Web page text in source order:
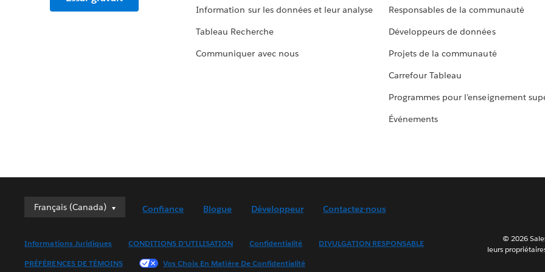
Information sur les données et leur analyse
Tableau Recherche
Communiquer avec nous
Responsables de la communauté
Développeurs de données
Projets de la communauté
Carrefour Tableau
Programmes pour l’enseignement
Événements
Français (Canada)
Français (Canada)
English (UK)
Confiance Blogue Développeur Contactez-nous
Informations Juridiques CONDITIONS D’UTILISATION Confidentialité
DIVULGATION RESPONSABLE
PRÉFÉRENCES DE TÉMOINS
Vos Choix En Matière De Confidentialité
© 2026
leurs